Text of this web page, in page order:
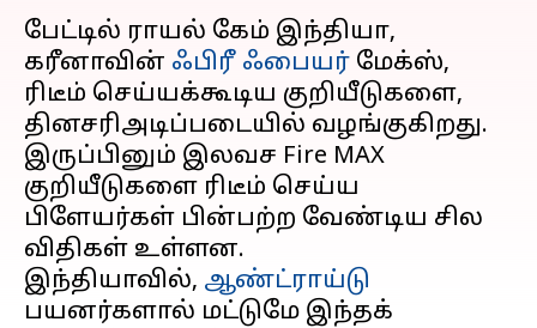
பேட்டில் ராயல் கேம் இந்தியா,
கரீனாவின் ஃபிரீ ஃபையர் மேக்ஸ்,
ரிடீம் செய்யக்கூடிய குறியீடுகளை,
தினசரிஅடிப்படையில் வழங்குகிறது.
இருப்பினும் இலவச Fire MAX
குறியீடுகளை ரிடீம் செய்ய
பிளேயர்கள் பின்பற்ற வேண்டிய சில
விதிகள் உள்ளன.
இந்தியாவில், ஆண்ட்ராய்டு
பயனர்களால் மட்டுமே இந்தக்